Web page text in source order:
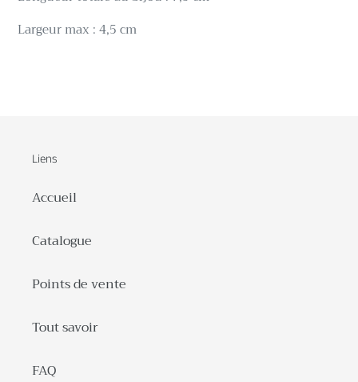
Largeur max : 4,5 cm
Liens
Accueil
Catalogue
Points de vente
Tout savoir
FAQ